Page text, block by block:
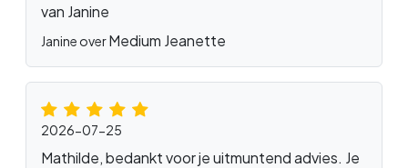
van Janine
Janine overMedium Jeanette
2026-07-25
Mathilde, bedankt voor je uitmuntend advies. Je